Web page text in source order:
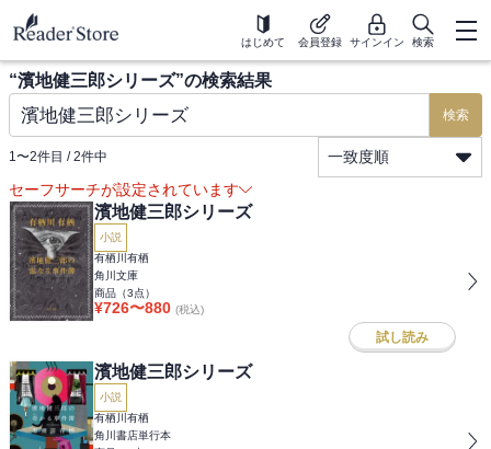
はじめて 会員登録 サインイン 検索
“濱地健三郎シリーズ”の検索結果
検索
1〜2件目 / 2件中
一致度順
セーフサーチが設定されています
濱地健三郎シリーズ
小説
有栖川有栖
角川文庫
商品（3点）
¥726〜880 (税込)
試し読み
濱地健三郎シリーズ
小説
有栖川有栖
角川書店単行本